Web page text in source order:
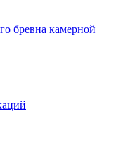
бревна камерной